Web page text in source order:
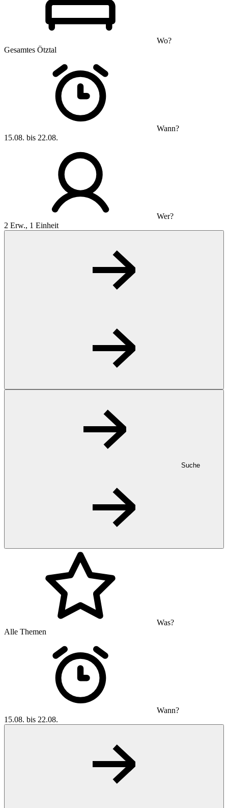
Wo?
Gesamtes Ötztal
Wann?
15.08. bis 22.08.
Wer?
2 Erw., 1 Einheit
Suche
Was?
Alle Themen
Wann?
15.08. bis 22.08.